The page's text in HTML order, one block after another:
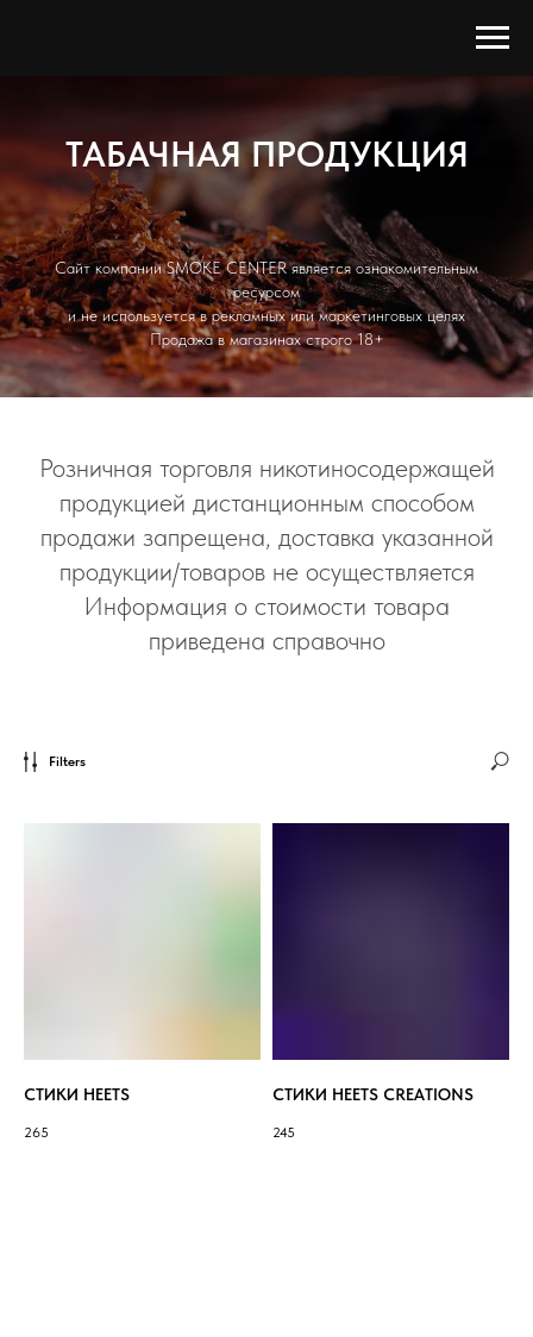
ТАБАЧНАЯ ПРОДУКЦИЯ
Сайт компании SMOKE CENTER является ознакомительным
ресурсом
и не используется в рекламных или маркетинговых целях
Продажа в магазинах строго 18+
Розничная торговля никотиносодержащей
продукцией дистанционным способом
продажи запрещена, доставка указанной
продукции/товаров не осуществляется
Информация о стоимости товара
приведена справочно
Filters
СТИКИ HEETS
265
СТИКИ HEETS CREATIONS
245